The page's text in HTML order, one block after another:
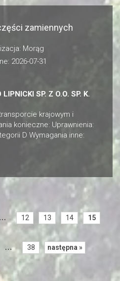
zamiennych
Morąg
2026-07-31
SP. Z O.O. SP. K.
krajowym i
konieczne: Uprawnienia:
D Wymagania inne:
... 12 13 14 15
... 38 następna »